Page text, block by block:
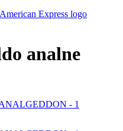
analne